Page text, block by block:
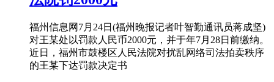
福州信息网7月24日(福州晚报记者叶智勤通讯员蒋成坚)
对王某处以罚款人民币2000元，并于年7月28日前缴纳。
近日，福州市鼓楼区人民法院对扰乱网络司法拍卖秩序
的王某下达罚款决定书